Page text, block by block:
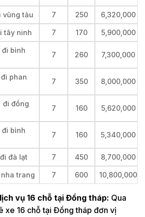
vũng tàu 7 250 6,320,000
tây ninh 7 170 5,900,000
đi bình
7 260 7,300,000
phan
7 350 8,000,000
đi đồng
7 160 5,620,000
đi bình
7 160 5,340,000
đà lạt 7 450 8,700,000
trang 7 600 10,800,000
vụ 16 chỗ tại Đồng tháp: Qua
xe 16 chỗ tại Đồng tháp đơn vị